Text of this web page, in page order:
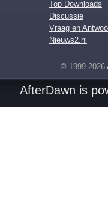
Top Downloads
Discussie
Vraag en
Nieuws2.nl
© 1999-2026
AfterDawn is